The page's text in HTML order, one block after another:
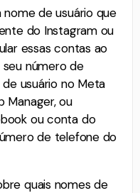
de usuário que
do Instagram ou
essas contas ao
número de
usuário no Meta
Manager, ou
ou conta do
de telefone do
quais nomes de